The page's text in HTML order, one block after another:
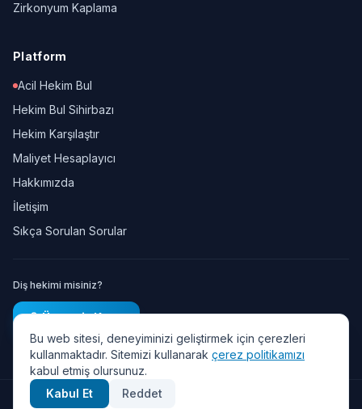
Zirkonyum Kaplama
Platform
Acil Hekim Bul
Hekim Bul Sihirbazı
Hekim Karşılaştır
Maliyet Hesaplayıcı
Hakkımızda
İletişim
Sıkça Sorulan Sorular
Diş hekimi misiniz?
Ücretsiz Kayıt
© 2026 Diş Randevu — Tüm hakları saklıdır.
Bu web sitesi, deneyiminizi geliştirmek için çerezleri
kullanmaktadır. Sitemizi kullanarak çerez politikamızı
kabul etmiş olursunuz.
Kabul Et
Reddet